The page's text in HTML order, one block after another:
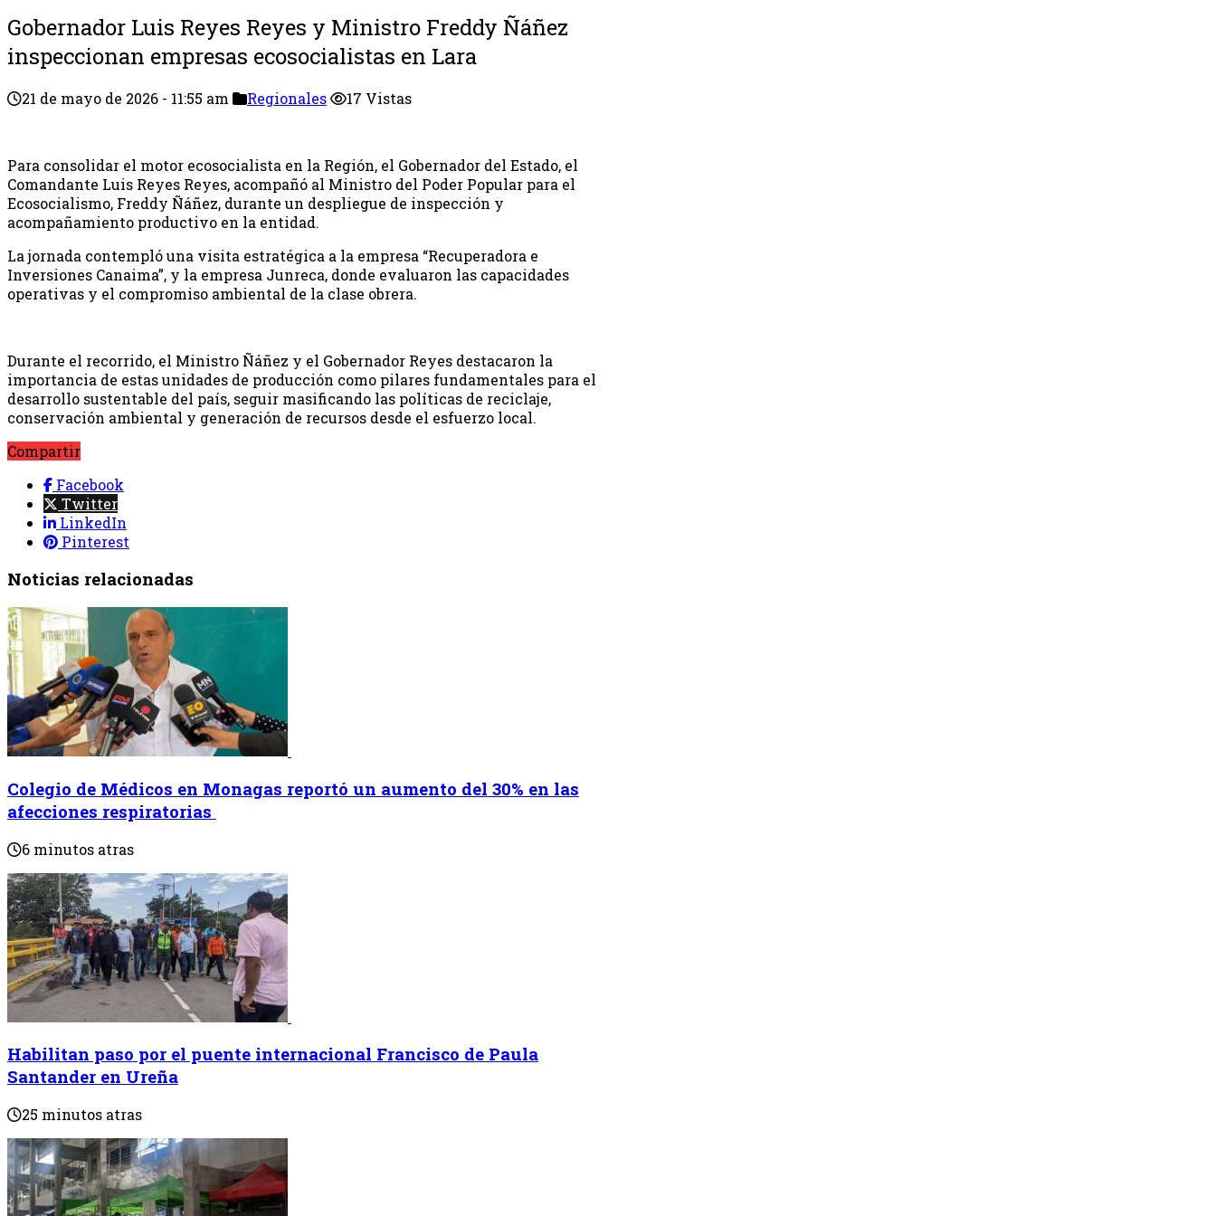
Gobernador Luis Reyes Reyes y Ministro Freddy Ñáñez
inspeccionan empresas ecosocialistas en Lara
21 de mayo de 2026 - 11:55 am Regionales 17 Vistas
Para consolidar el motor ecosocialista en la Región, el Gobernador del Estado, el
Comandante Luis Reyes Reyes, acompañó al Ministro del Poder Popular para el
Ecosocialismo, Freddy Ñáñez, durante un despliegue de inspección y
acompañamiento productivo en la entidad.
La jornada contempló una visita estratégica a la empresa “Recuperadora e
Inversiones Canaima”, y la empresa Junreca, donde evaluaron las capacidades
operativas y el compromiso ambiental de la clase obrera.
Durante el recorrido, el Ministro Ñáñez y el Gobernador Reyes destacaron la
importancia de estas unidades de producción como pilares fundamentales para el
desarrollo sustentable del país, seguir masificando las políticas de reciclaje,
conservación ambiental y generación de recursos desde el esfuerzo local.
Compartir
Facebook
Twitter
LinkedIn
Pinterest
Noticias relacionadas
Colegio de Médicos en Monagas reportó un aumento del 30% en las
afecciones respiratorias
6 minutos atras
Habilitan paso por el puente internacional Francisco de Paula
Santander en Ureña
25 minutos atras